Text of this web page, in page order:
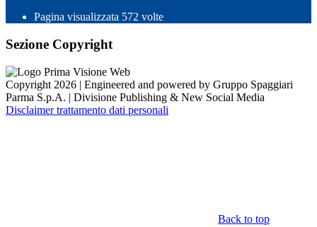
Pagina visualizzata 572 volte
Sezione Copyright
Copyright 2026 | Engineered and powered by Gruppo Spaggiari
Parma S.p.A. | Divisione Publishing & New Social Media
Disclaimer trattamento dati personali
Back to top